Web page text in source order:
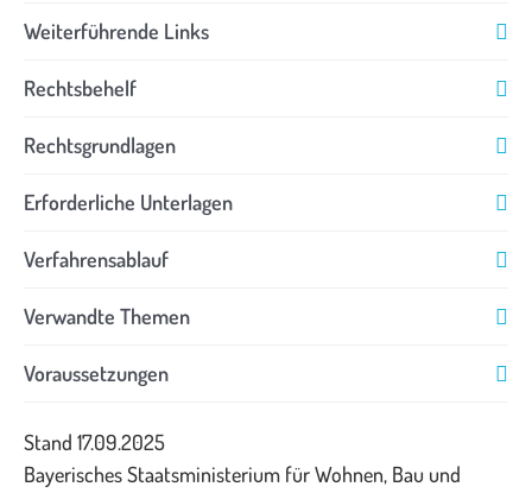
Weiterführende Links
Rechtsbehelf
Rechtsgrundlagen
Erforderliche Unterlagen
Verfahrensablauf
Verwandte Themen
Voraussetzungen
Stand 17.09.2025
Bayerisches Staatsministerium für Wohnen, Bau und